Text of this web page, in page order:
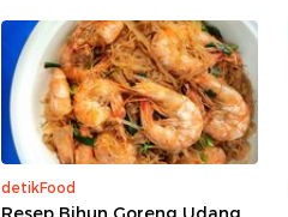
detikFood